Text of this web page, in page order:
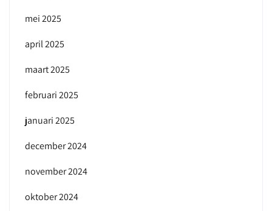
mei 2025
april 2025
maart 2025
februari 2025
januari 2025
december 2024
november 2024
oktober 2024